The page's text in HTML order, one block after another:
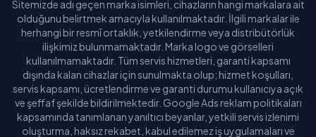
Sitemizde adı geçen marka isimleri, cihazların hangi markalara ait
olduğunu belirtmek amacıyla kullanılmaktadır. İlgili markalar ile
herhangi bir resmî ortaklık, yetkilendirme veya distribütörlük
ilişkimiz bulunmamaktadır. Marka logo ve görselleri
kullanılmamaktadır. Tüm servis hizmetleri, garanti kapsamı
dışında kalan cihazlar için sunulmakta olup; hizmet koşulları,
servis kapsamı, ücretlendirme ve garanti durumu kullanıcıya açık
ve şeffaf şekilde bildirilmektedir. Google Ads reklam politikaları
kapsamında tanımlanan yanıltıcı beyanlar, yetkili servis izlenimi
oluşturma, haksız rekabet, kabul edilemez iş uygulamaları ve